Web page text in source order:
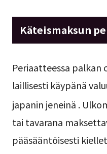
Käteismaksun
Periaatteessa palkan
laillisesti käypänä
japanin jeneinä .
tai tavarana
pääsääntöisesti